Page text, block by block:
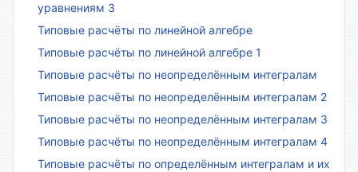
уравнениям 3
Типовые расчёты по линейной алгебре
Типовые расчёты по линейной алгебре 1
Типовые расчёты по неопределённым интегралам
Типовые расчёты по неопределённым интегралам 2
Типовые расчёты по неопределённым интегралам 3
Типовые расчёты по неопределённым интегралам 4
Типовые расчёты по определённым интегралам и их